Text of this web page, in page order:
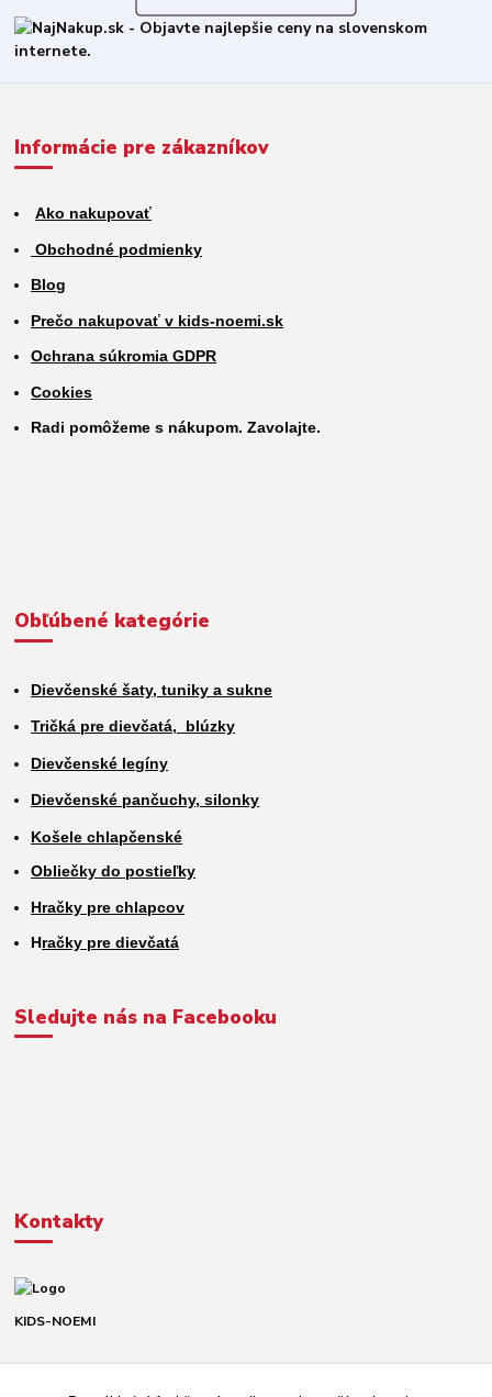
Informácie pre zákazníkov
Ako nakupovať
Obchodné podmienky
Blog
Prečo nakupovať v kids-noemi.sk
Ochrana súkromia GDPR
Cookies
Radi pomôžeme s nákupom. Zavolajte.
Obľúbené kategórie
Dievčenské šaty, tuniky a sukne
Tričká pre dievčatá, blúzky
Dievčenské legíny
Dievčenské pančuchy, silonky
Košele chlapčenské
Obliečky do postieľky
Hračky pre chlapcov
Hračky pre dievčatá
Sledujte nás na Facebooku
Kontakty
KIDS-NOEMI